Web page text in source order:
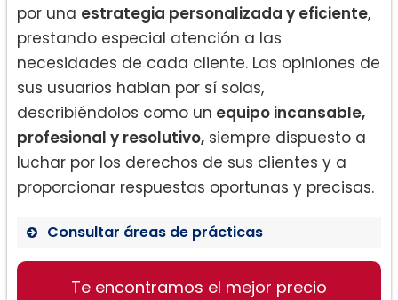
por una estrategia personalizada y eficiente,
prestando especial atención a las
necesidades de cada cliente. Las opiniones de
sus usuarios hablan por sí solas,
describiéndolos como un equipo incansable,
profesional y resolutivo, siempre dispuesto a
luchar por los derechos de sus clientes y a
proporcionar respuestas oportunas y precisas.
Consultar áreas de prácticas
Derecho de divorcio
Te encontramos el mejor precio